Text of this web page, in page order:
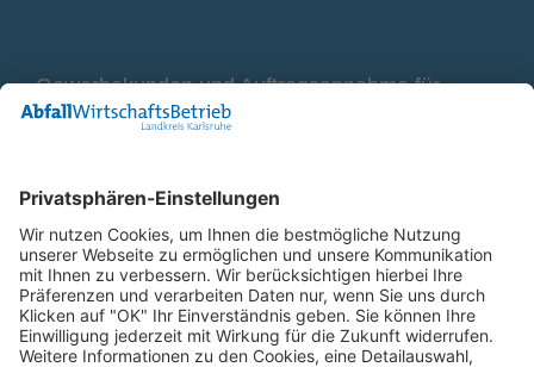
Gewerbekunden und Auftragsannahme für
Container
E-Mail
Bleiben Sie in Verbindung
Facebook Landkreis Karlsruhe
Instagram Landkreis Karlsruhe